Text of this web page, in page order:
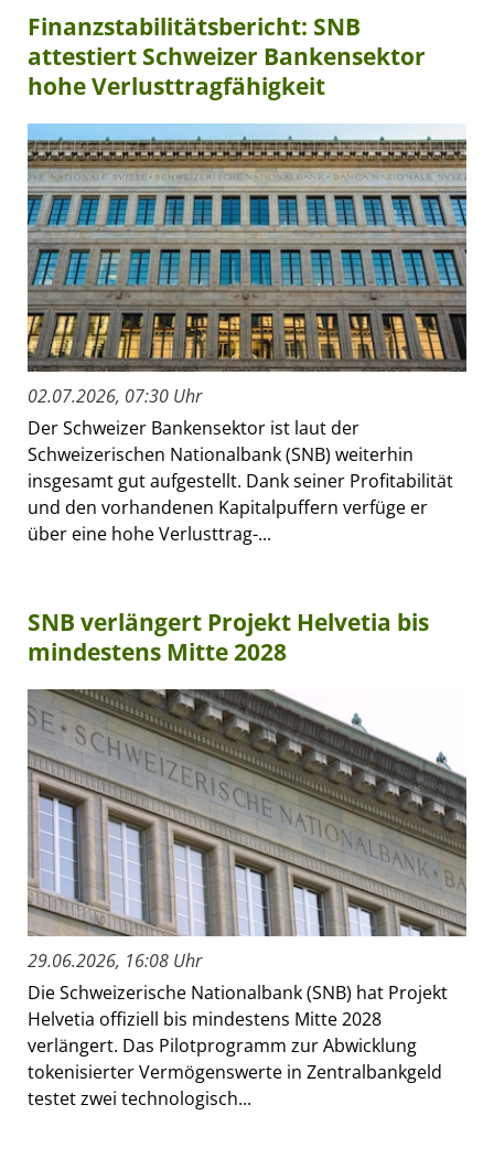
Finanzstabilitätsbericht: SNB
attestiert Schweizer Bankensektor
hohe Verlusttragfähigkeit
02.07.2026, 07:30 Uhr
Der Schweizer Bankensektor ist laut der
Schweizerischen Nationalbank (SNB) weiterhin
insgesamt gut aufgestellt. Dank seiner Profitabilität
und den vorhandenen Kapitalpuffern verfüge er
über eine hohe Verlusttrag-...
SNB verlängert Projekt Helvetia bis
mindestens Mitte 2028
29.06.2026, 16:08 Uhr
Die Schweizerische Nationalbank (SNB) hat Projekt
Helvetia offiziell bis mindestens Mitte 2028
verlängert. Das Pilotprogramm zur Abwicklung
tokenisierter Vermögenswerte in Zentralbankgeld
testet zwei technologisch...